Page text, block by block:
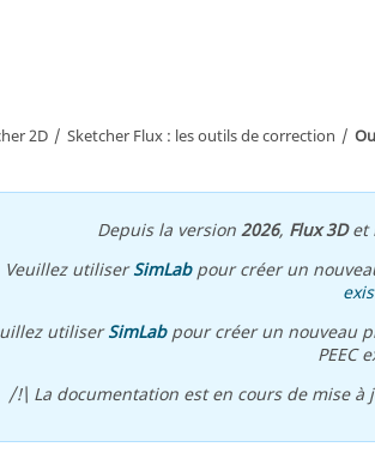
2D Sketcher Flux : les outils de correction
Depuis la version2026, Flux 3Det
Veuillez utiliserSimLabpour créer un
utiliserSimLabpour créer un nouveau
PEEC
/!\ La documentation est en cours de mise à